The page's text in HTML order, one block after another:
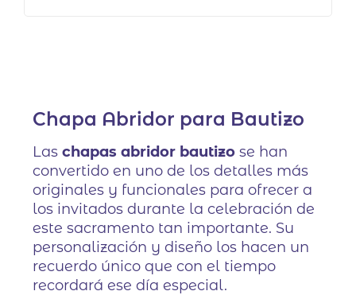
Chapa Abridor para Bautizo
Laschapas abridor bautizo se han
convertido en uno de los detalles más
originales y funcionales para ofrecer a
los invitados durante la celebración de
este sacramento tan importante. Su
personalización y diseño los hacen un
recuerdo único que con el tiempo
recordará ese día especial.